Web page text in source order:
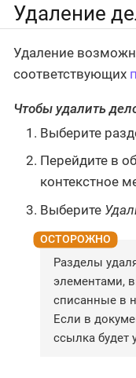
Удаление
Удаление
соответствующих
Чтобы удалить
Выберите
Перейдите в
контекстное
Выберите
Разделы
элементами,
списанные в
Если в
ссылка будет